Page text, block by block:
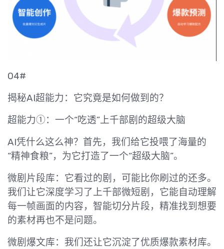
04#
揭秘AI超能力：它究竟是如何做到的？
超能力①：一个“吃透”上千部剧的超级大脑
AI凭什么这么神？首先，我们给它投喂了海量的
“精神食粮”，为它打造了一个“超级大脑”。
微剧片段库：它看过的剧，可能比你刷过的还多。
我们让它深度学习了上千部微短剧，它能自动理解
每一帧画面的内容，智能切分片段，精准找到想要
的素材再也不是问题。
微剧爆文库：我们还让它沉淀了优质爆款素材库。